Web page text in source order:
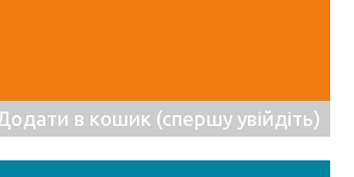
в кошик (спершу увійдіть)